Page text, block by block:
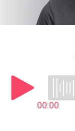
00:00